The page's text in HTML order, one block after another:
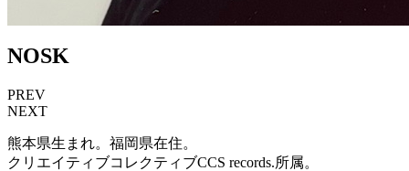
NOSK
PREV
NEXT
熊本県生まれ。福岡県在住。
クリエイティブコレクティブCCS records.所属。